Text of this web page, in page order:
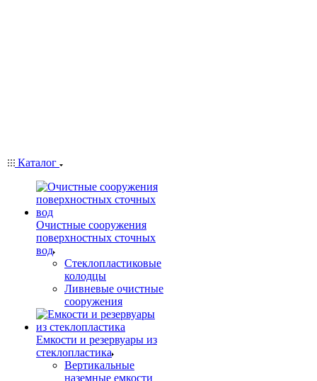
Каталог
Очистные сооружения
поверхностных сточных
вод
Стеклопластиковые
колодцы
Ливневые очистные
сооружения
Емкости и резервуары из
стеклопластика
Вертикальные
наземные емкости